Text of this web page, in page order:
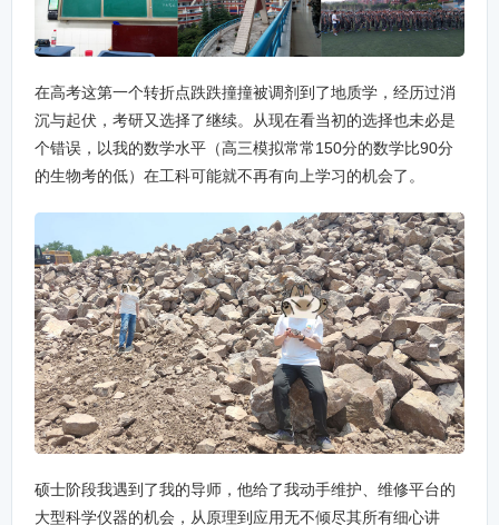
在高考这第一个转折点跌跌撞撞被调剂到了地质学，经历过消
沉与起伏，考研又选择了继续。从现在看当初的选择也未必是
个错误，以我的数学水平（高三模拟常常150分的数学比90分
的生物考的低）在工科可能就不再有向上学习的机会了。
硕士阶段我遇到了我的导师，他给了我动手维护、维修平台的
大型科学仪器的机会，从原理到应用无不倾尽其所有细心讲